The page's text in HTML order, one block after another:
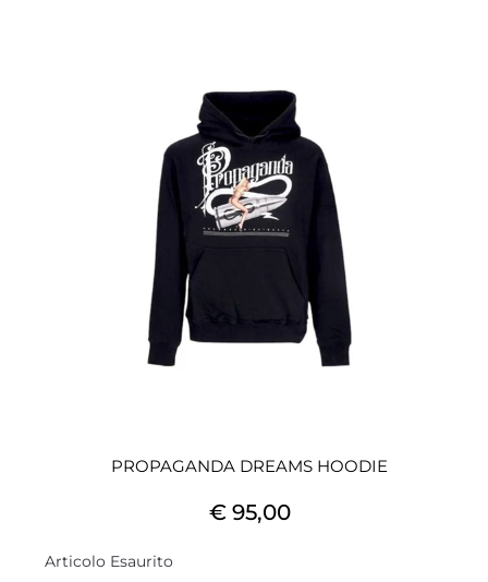
PROPAGANDA DREAMS HOODIE
€ 95,00
Articolo Esaurito